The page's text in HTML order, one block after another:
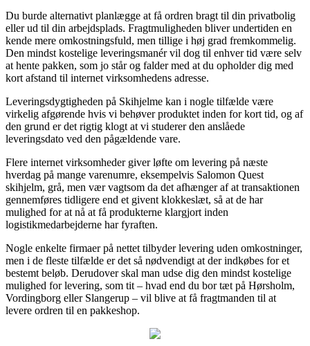
Du burde alternativt planlægge at få ordren bragt til din privatbolig
eller ud til din arbejdsplads. Fragtmuligheden bliver undertiden en
kende mere omkostningsfuld, men tillige i høj grad fremkommelig.
Den mindst kostelige leveringsmanér vil dog til enhver tid være selv
at hente pakken, som jo står og falder med at du opholder dig med
kort afstand til internet virksomhedens adresse.
Leveringsdygtigheden på Skihjelme kan i nogle tilfælde være
virkelig afgørende hvis vi behøver produktet inden for kort tid, og af
den grund er det rigtig klogt at vi studerer den anslåede
leveringsdato ved den pågældende vare.
Flere internet virksomheder giver løfte om levering på næste
hverdag på mange varenumre, eksempelvis Salomon Quest
skihjelm, grå, men vær vagtsom da det afhænger af at transaktionen
gennemføres tidligere end et givent klokkeslæt, så at de har
mulighed for at nå at få produkterne klargjort inden
logistikmedarbejderne har fyraften.
Nogle enkelte firmaer på nettet tilbyder levering uden omkostninger,
men i de fleste tilfælde er det så nødvendigt at der indkøbes for et
bestemt beløb. Derudover skal man udse dig den mindst kostelige
mulighed for levering, som tit – hvad end du bor tæt på Hørsholm,
Vordingborg eller Slangerup – vil blive at få fragtmanden til at
levere ordren til en pakkeshop.